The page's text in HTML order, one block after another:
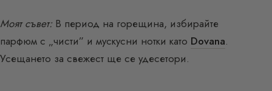
Моят съвет: В период на горещина, избирайте
парфюм с „чисти” и мускусни нотки като Dovana.
Усещането за свежест ще се удесетори.